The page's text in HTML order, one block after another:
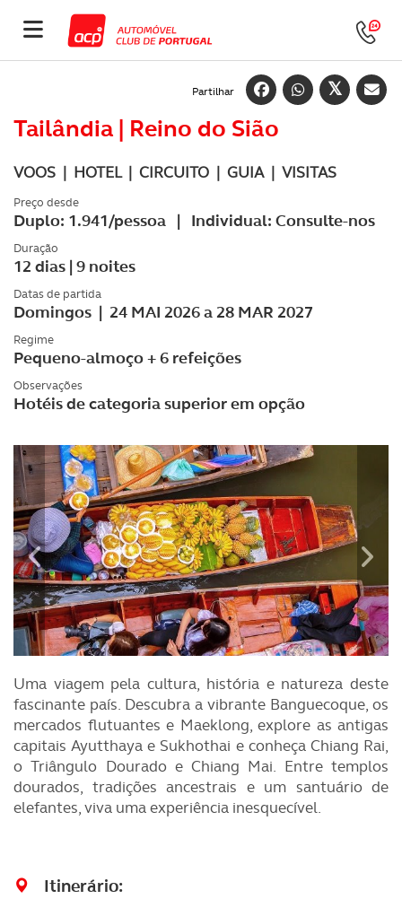
Partilhar
Tailândia | Reino do Sião
VOOS | HOTEL | CIRCUITO | GUIA | VISITAS
Preço desde
Duplo: 1.941/pessoa | Individual: Consulte-nos
Duração
12 dias | 9 noites
Datas de partida
Domingos | 24 MAI 2026 a 28 MAR 2027
Regime
Pequeno-almoço + 6 refeições
Observações
Hotéis de categoria superior em opção
Uma viagem pela cultura, história e natureza deste
fascinante país. Descubra a vibrante Banguecoque, os
mercados flutuantes e Maeklong, explore as antigas
capitais Ayutthaya e Sukhothai e conheça Chiang Rai,
o Triângulo Dourado e Chiang Mai. Entre templos
dourados, tradições ancestrais e um santuário de
elefantes, viva uma experiência inesquecível.
Itinerário: